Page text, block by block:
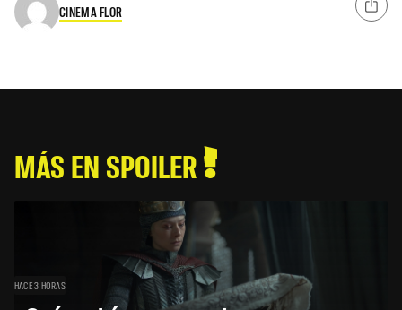
CINEMA FLOR
MÁS EN SPOILER
HACE 3 HORAS